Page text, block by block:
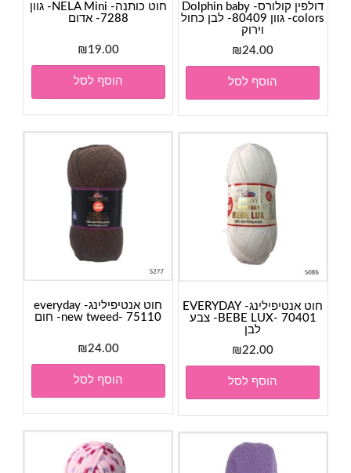
חוט כותנה- NELA Mini- גוון
7288- אדום
₪19.00
הוסף לסל
דולפין קולורס- Dolphin baby
colors- גוון 80409- לבן כחול
וירוק
₪24.00
הוסף לסל
חוט אנטיפילינג- everyday
new tweed- 75110- חום
₪24.00
הוסף לסל
חוט אנטיפילינג- EVERYDAY
BEBE LUX- 70401- צבע
לבן
₪22.00
הוסף לסל